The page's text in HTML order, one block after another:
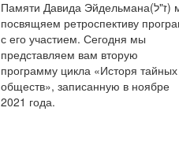
Памяти Давида Эйдельмана(ז"ל) мы
посвящяем ретроспективу
с его участием. Сегодня мы
представляем вам вторую
программу цикла «Исторя тайных
обществ», записанную в ноябре
2021 года.